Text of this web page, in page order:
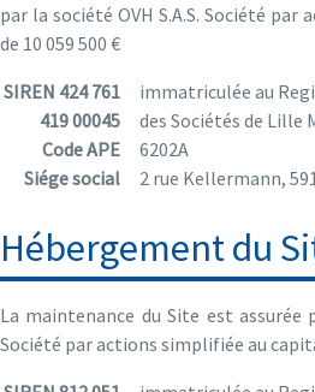
par la société OVH S.A.S. Société
de 10 059 500 €
SIREN 424 761
419 00045
immatriculée au
des Sociétés de Lille
Code APE
6202A
Siége social
2 rue Kellermann,
Hébergement du
La maintenance du Site est assurée
Société par actions simplifiée au